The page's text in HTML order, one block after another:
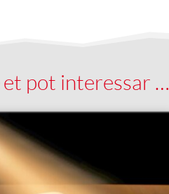
et pot interessar …